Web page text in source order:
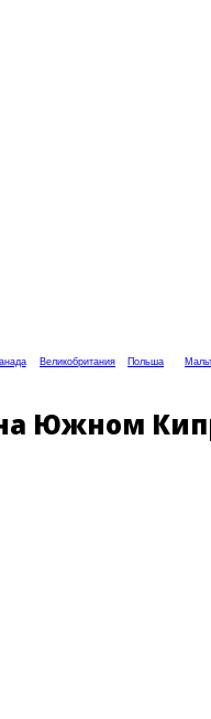
Великобритания Польша
Южном